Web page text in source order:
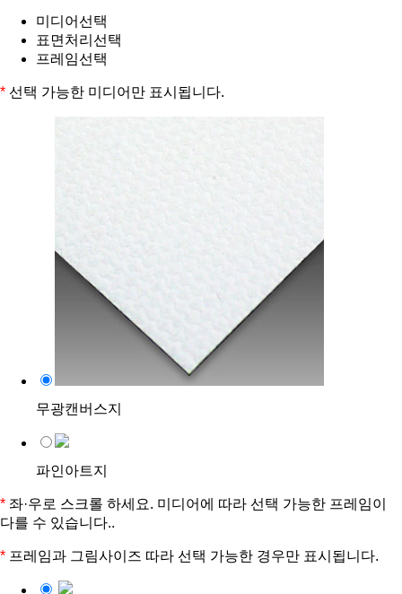
미디어선택
표면처리선택
프레임선택
* 선택 가능한 미디어만 표시됩니다.
무광캔버스지
파인아트지
* 좌·우로 스크롤 하세요. 미디어에 따라 선택 가능한 프레임이
다를 수 있습니다..
* 프레임과 그림사이즈 따라 선택 가능한 경우만 표시됩니다.